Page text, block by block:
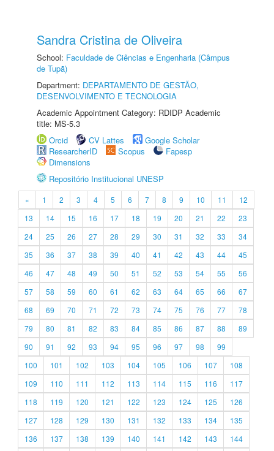
Sandra Cristina de Oliveira
School: Faculdade de Ciências e Engenharia (Câmpus
de Tupã)
Department: DEPARTAMENTO DE GESTÃO,
DESENVOLVIMENTO E TECNOLOGIA
Academic Appointment Category: RDIDP Academic
title: MS-5.3
Orcid
CV Lattes
Google Scholar
ResearcherID
Scopus
Fapesp
Dimensions
Repositório Institucional UNESP
« 1 2 3 4 5 6 7 8 9 10 11
12
13
14 15 16 17 18 19 20 21 22
23
24
25 26 27 28 29 30 31 32 33
34
35
36 37 38 39 40 41 42 43 44
45
46
47 48 49 50 51 52 53 54 55
56
57
58 59 60 61 62 63 64 65 66
67
68
69 70 71 72 73 74 75 76 77
78
79
80 81 82 83 84 85 86 87 88
89
90
91 92 93 94 95 96 97 98
99
100
101 102 103 104 105 106 107
108
109
110 111 112 113 114 115 116
117
118
119 120 121 122 123 124 125
126
127
128 129 130 131 132 133 134
135
136
137 138 139 140 141 142 143
144